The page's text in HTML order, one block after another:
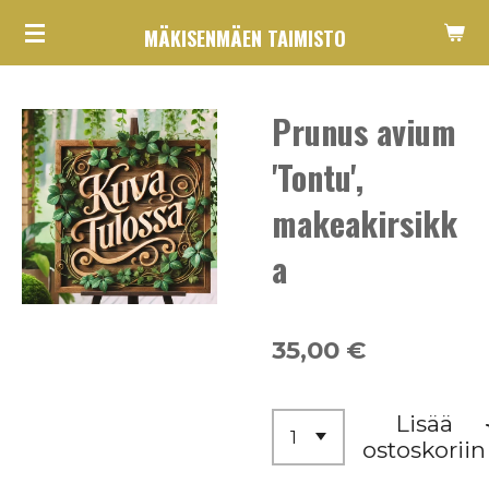
Siirry
MÄKISENMÄEN TAIMISTO
Prunus avium
'Tontu',
makeakirsikk
a
35,00 €
Lisää
ostoskoriin